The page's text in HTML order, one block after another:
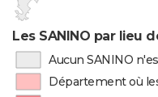
Les SANINO par lieu
Aucun SANINO
Département où